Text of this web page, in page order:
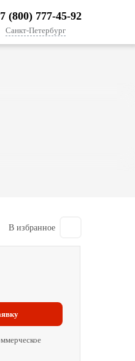
(800) 777-45-92
Санкт-Петербург